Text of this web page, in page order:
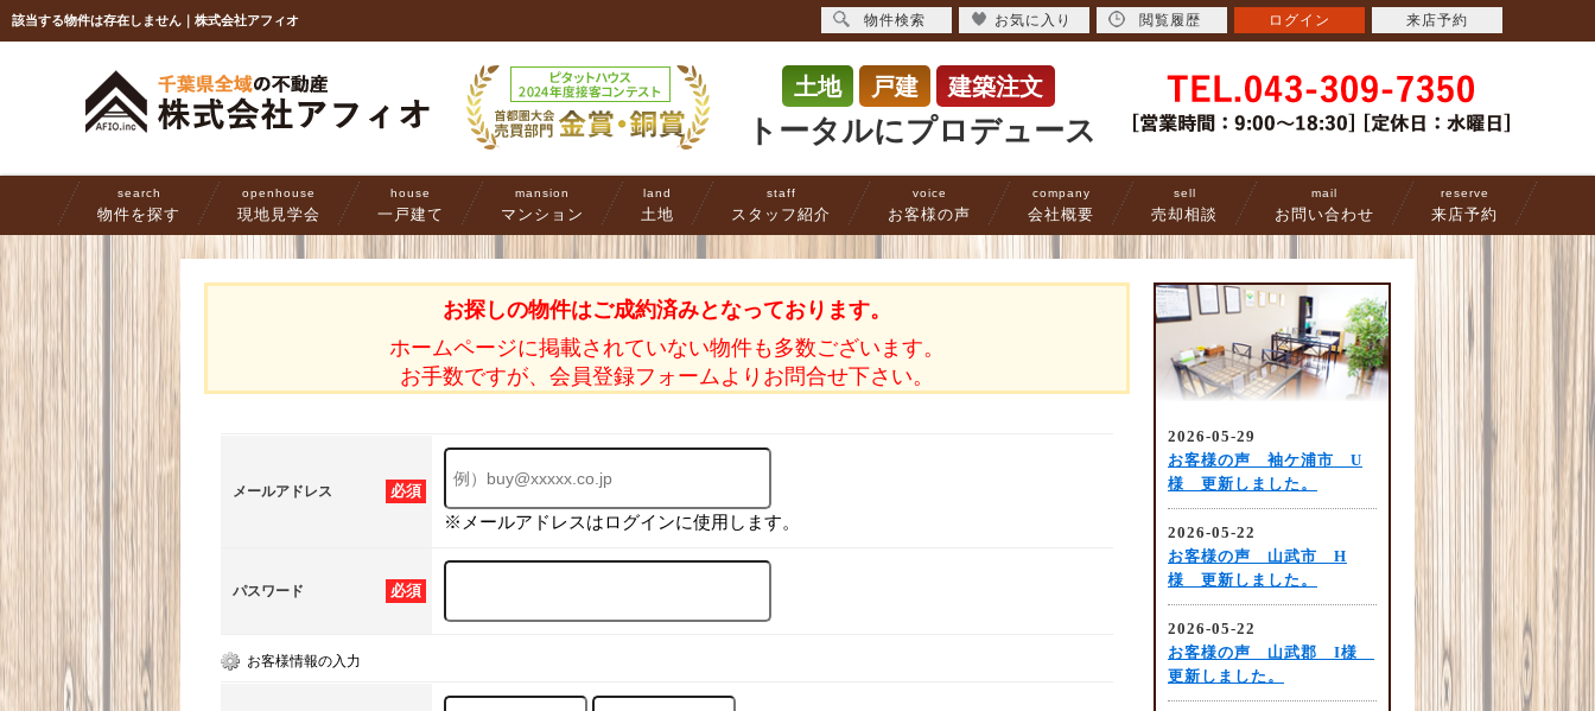
該当する物件は存在しません｜株式会社アフィオ
土地 戸建 建築注文
トータルにプロデュース
search
物件を探す
openhouse
現地見学会
house
一戸建て
mansion
マンション
land
土地
staff
スタッフ紹介
voice
お客様の声
company
会社概要
sell
売却相談
mail
お問い合わせ
reserve
来店予約
お探しの物件はご成約済みとなっております。
ホームページに掲載されていない物件も多数ございます。
お手数ですが、会員登録フォームよりお問合せ下さい。
必須
メールアドレス
※メールアドレスはログインに使用します。
必須
パスワード
お客様情報の入力
物件検索 お気に入り 閲覧履歴 ログイン 来店予約